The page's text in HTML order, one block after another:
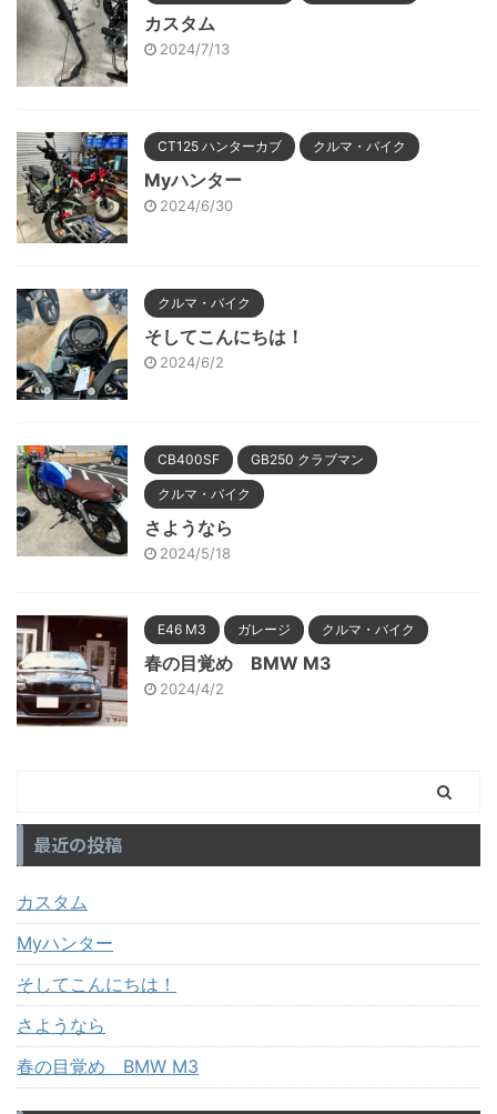
カスタム
2024/7/13
CT125 ハンターカブ クルマ・バイク
Myハンター
2024/6/30
クルマ・バイク
そしてこんにちは！
2024/6/2
CB400SF GB250 クラブマン
クルマ・バイク
さようなら
2024/5/18
E46 M3 ガレージ クルマ・バイク
春の目覚め BMW M3
2024/4/2
最近の投稿
カスタム
Myハンター
そしてこんにちは！
さようなら
春の目覚め BMW M3